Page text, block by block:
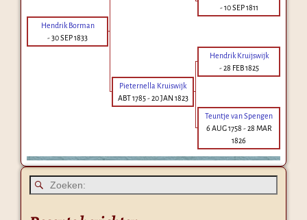
-10 SEP 1811
Hendrik Borman
-30 SEP 1833
Hendrik Kruijswijk
-28 FEB 1825
Pieternella Kruiswijk
ABT 1785-20 JAN 1823
Teuntje van Spengen
6 AUG 1758 -28 MAR
1826